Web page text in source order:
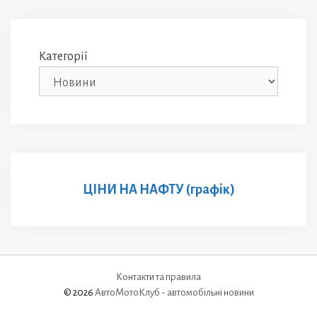
Категорії
ЦІНИ НА НАФТУ (графік)
Контакти та правила
© 2026 АвтоМотоКлуб - автомобільні новини